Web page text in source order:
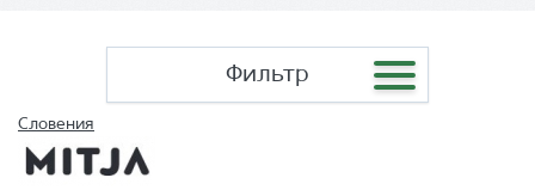
Фильтр
Словения